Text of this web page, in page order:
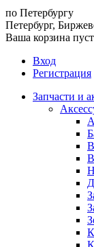
по Петербургу
Петербург,
Ваша корзина
Вход
Регистрация
Запчасти и